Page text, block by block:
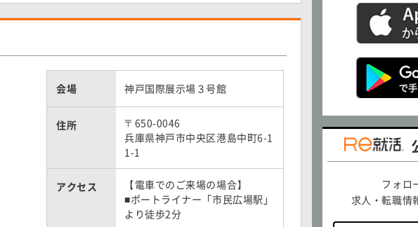
会場 神戸国際展示場３号館
住所
〒650-0046
兵庫県神戸市中央区港島中町6-1
1-1
アクセス
【電車でのご来場の場合】
■ポートライナー「市民広場駅」
より徒歩2分
フォロ
求人・転職情